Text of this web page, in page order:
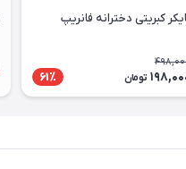
کبریتی دخترانه فانریپ
تومان 61٪